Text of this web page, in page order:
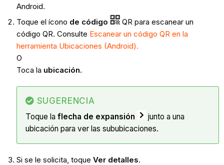
Android.
Toque el ícono de código
QR para escanear un
código QR. Consulte Escanear un código QR en la
herramienta Ubicaciones (Android).
O
Toca la ubicación.
SUGERENCIA
Toque laflecha de expansión
junto a una
ubicación para ver las sububicaciones.
Si se le solicita, toque Ver detalles.